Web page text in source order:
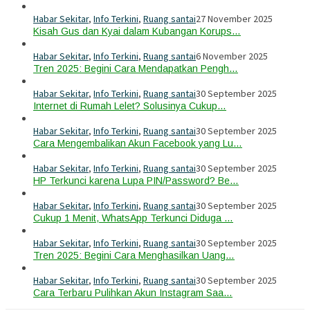
Habar Sekitar, Info Terkini, Ruang santai27 November 2025
Kisah Gus dan Kyai dalam Kubangan Korups…
Habar Sekitar, Info Terkini, Ruang santai6 November 2025
Tren 2025: Begini Cara Mendapatkan Pengh…
Habar Sekitar, Info Terkini, Ruang santai30 September 2025
Internet di Rumah Lelet? Solusinya Cukup…
Habar Sekitar, Info Terkini, Ruang santai30 September 2025
Cara Mengembalikan Akun Facebook yang Lu…
Habar Sekitar, Info Terkini, Ruang santai30 September 2025
HP Terkunci karena Lupa PIN/Password? Be…
Habar Sekitar, Info Terkini, Ruang santai30 September 2025
Cukup 1 Menit, WhatsApp Terkunci Diduga …
Habar Sekitar, Info Terkini, Ruang santai30 September 2025
Tren 2025: Begini Cara Menghasilkan Uang…
Habar Sekitar, Info Terkini, Ruang santai30 September 2025
Cara Terbaru Pulihkan Akun Instagram Saa…